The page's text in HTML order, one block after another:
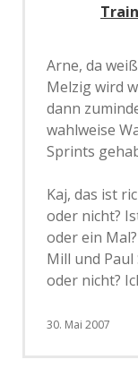
Arne, da
Melzig wird
dann
wahlweise
Sprints
Kaj, das ist
oder nicht?
oder ein
Mill und
oder nicht?
30. Mai 2007